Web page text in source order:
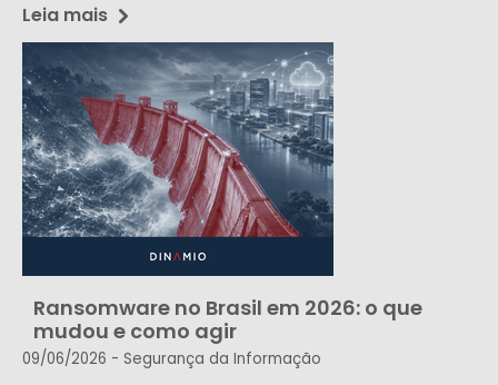
Leia mais
Ransomware no Brasil em 2026: o que
mudou e como agir
09/06/2026 - Segurança da Informação